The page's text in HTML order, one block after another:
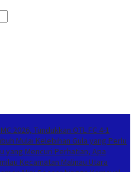
2026, Tundukkan OTL FC 4-1
Mulai Kelebihan Gula yang Perlu
yang Mencuri Perhatian, Apa
Kecamatan Malinau Utara